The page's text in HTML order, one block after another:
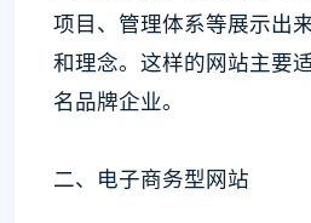
项目、管理体系等展示出
和理念。这样的网站主要
名品牌企业。
二、电子商务型网站